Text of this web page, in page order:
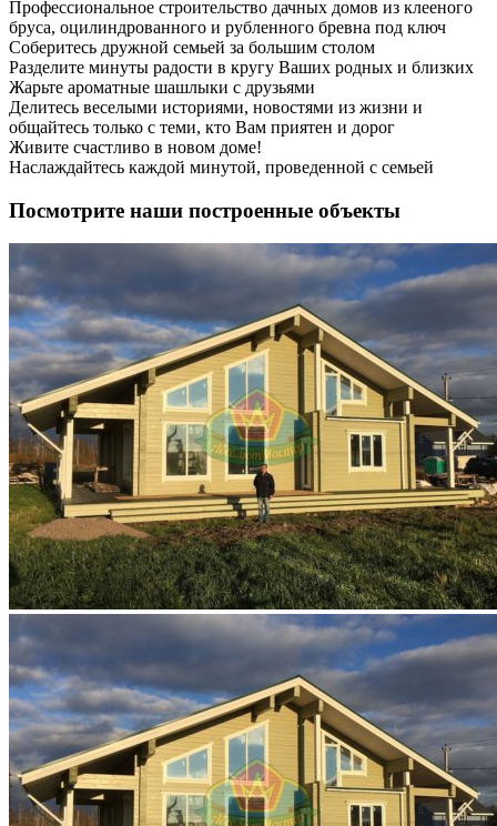
Профессиональное строительство дачных домов из клееного
бруса, оцилиндрованного и рубленного бревна под ключ
Соберитесь дружной семьей за большим столом
Разделите минуты радости в кругу Ваших родных и близких
Жарьте ароматные шашлыки с друзьями
Делитесь веселыми историями, новостями из жизни и
общайтесь только с теми, кто Вам приятен и дорог
Живите счастливо в новом доме!
Наслаждайтесь каждой минутой, проведенной с семьей
Посмотрите наши построенные объекты